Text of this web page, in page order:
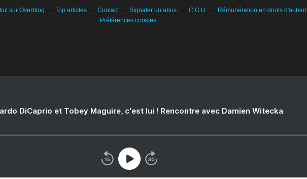
sur Overblog Top articles Contact Signaler un abus C.G.U. Rémunération en droits d'auteur
Préférences cookies
DiCaprio et Tobey Maguire, c'est lui ! Rencontre avec Damien Witecka